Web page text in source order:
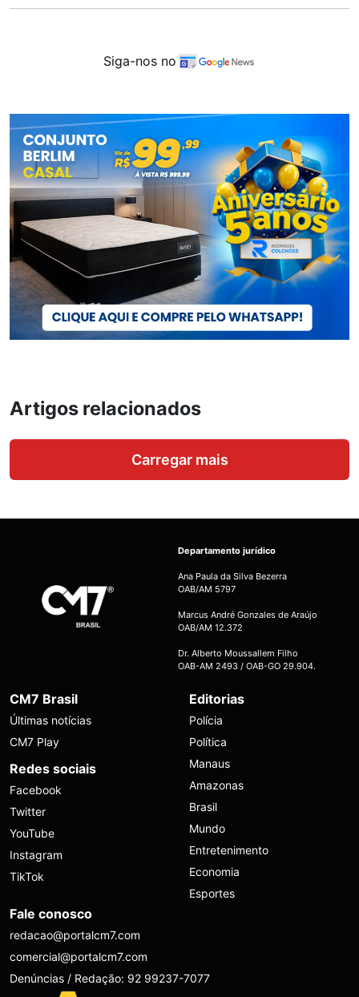
Siga-nos no
Artigos relacionados
Carregar mais
Departamento jurídico
Ana Paula da Silva Bezerra
OAB/AM 5797
Marcus André Gonzales de Araújo
OAB/AM 12.372
Dr. Alberto Moussallem Filho
OAB-AM 2493 / OAB-GO 29.904.
CM7 Brasil
Últimas notícias
CM7 Play
Redes sociais
Facebook
Twitter
YouTube
Instagram
TikTok
Editorias
Polícia
Política
Manaus
Amazonas
Brasil
Mundo
Entretenimento
Economia
Esportes
Fale conosco
redacao@portalcm7.com
comercial@portalcm7.com
Denúncias / Redação: 92 99237-7077